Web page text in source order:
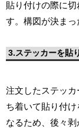
貼り付けの際に
す。構図が決まっ
3.ステッカーを貼
注文したステッ
ち着いて貼り付
なるため、後々剥